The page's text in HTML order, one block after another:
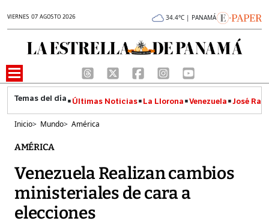
VIERNES 07 AGOSTO 2026 34.4°C | PANAMÁ
Últimas Noticias La Llorona Venezuela José
Inicio> Mundo> América
AMÉRICA
Venezuela Realizan cambios
ministeriales de cara a
elecciones